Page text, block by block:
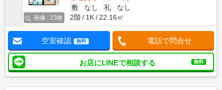
画像 : 23枚
敷
なし 礼
なし
2階
1K 22.16㎡
空室確認 無料 電話で問合せ
お店にLINEで相談する 無料